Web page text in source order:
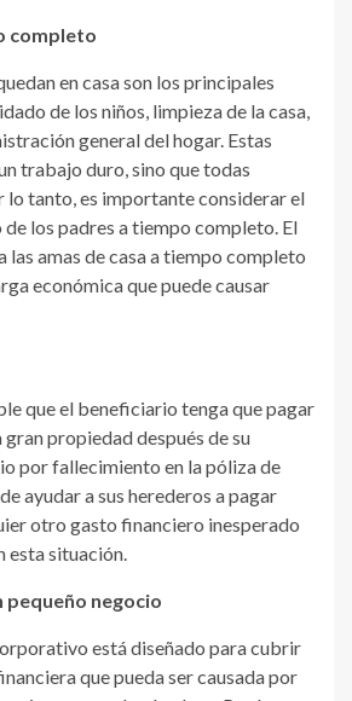
completo
en casa son los principales
de los niños, limpieza de la casa,
general del hogar. Estas
trabajo duro, sino que todas
lo tanto, es importante considerar el
los padres a tiempo completo. El
las amas de casa a tiempo completo
económica que puede causar
que el beneficiario tenga que pagar
propiedad después de su
por fallecimiento en la póliza de
ayudar a sus herederos a pagar
otro gasto financiero inesperado
esta situación.
negocio
está diseñado para cubrir
que pueda ser causada por